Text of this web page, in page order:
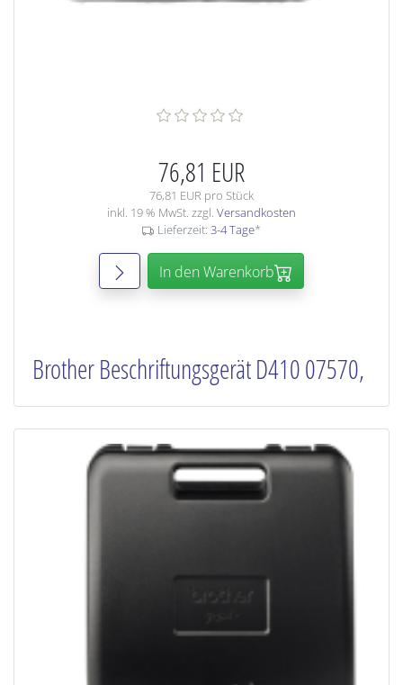
76,81 EUR
76,81 EUR pro Stück
inkl. 19 % MwSt. zzgl. Versandkosten
Lieferzeit: 3-4 Tage*
In den Warenkorb
Brother Beschriftungsgerät D410 07570,